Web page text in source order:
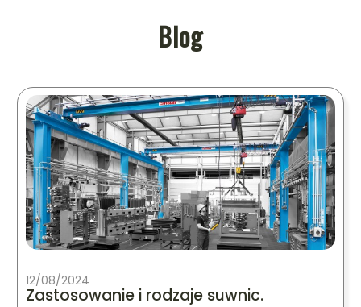
Blog
12/08/2024
Zastosowanie i rodzaje suwnic.